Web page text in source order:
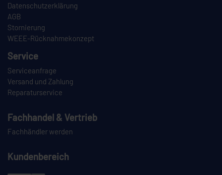
Datenschutzerklärung
AGB
Stornierung
WEEE-Rücknahmekonzept
Service
Serviceanfrage
Versand und Zahlung
Reparaturservice
Fachhandel & Vertrieb
Fachhändler werden
Kundenbereich